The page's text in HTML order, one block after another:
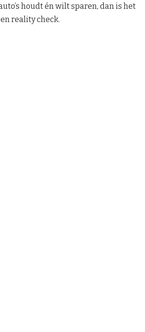
houdt én wilt sparen, dan is het
reality check.